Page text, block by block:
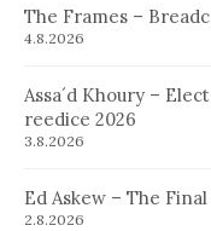
The Frames –
4.8.2026
Assa´d Khoury –
reedice 2026
3.8.2026
Ed Askew – The
2.8.2026